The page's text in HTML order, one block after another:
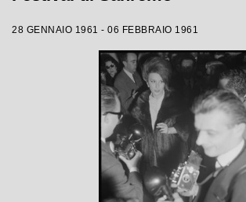
28 GENNAIO 1961 - 06 FEBBRAIO 1961